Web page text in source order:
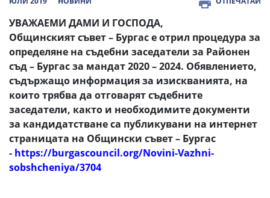
УВАЖАЕМИ ДАМИ И ГОСПОДА,
Общинският съвет – Бургас е отрил процедура за
определяне на съдебни заседатели за Районен
съд – Бургас за мандат 2020 – 2024. Обявлението,
съдържащо информация за изискванията, на
които трябва да отговарят съдебните
заседатели, както и необходимите документи
за кандидатстване са публикувани на интернет
страницата на Общински съвет – Бургас
- https://burgascouncil.org/Novini-Vazhni-
sobshcheniya/3704